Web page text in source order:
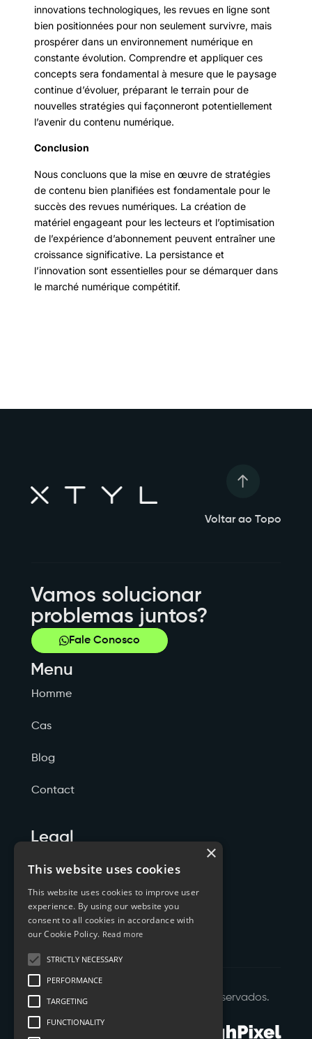
innovations technologiques, les revues en ligne sont
bien positionnées pour non seulement survivre, mais
prospérer dans un environnement numérique en
constante évolution. Comprendre et appliquer ces
concepts sera fondamental à mesure que le paysage
continue d’évoluer, préparant le terrain pour de
nouvelles stratégies qui façonneront potentiellement
l’avenir du contenu numérique.
Conclusion
Nous concluons que la mise en œuvre de stratégies
de contenu bien planifiées est fondamentale pour le
succès des revues numériques. La création de
matériel engageant pour les lecteurs et l’optimisation
de l’expérience d’abonnement peuvent entraîner une
croissance significative. La persistance et
l’innovation sont essentielles pour se démarquer dans
le marché numérique compétitif.
Voltar ao Topo
Vamos solucionar
problemas juntos?
Fale Conosco
Menu
Homme
Cas
Blog
Contact
Legal
Politicas de Privacidade
Termos de Serviço
Cookies
©2026XTYL - Todos os Direitos Reservados.
×
This website uses cookies
This website uses cookies to improve user
experience. By using our website you
consent to all cookies in accordance with
our Cookie Policy. Read more
STRICTLY NECESSARY
PERFORMANCE
TARGETING
FUNCTIONALITY